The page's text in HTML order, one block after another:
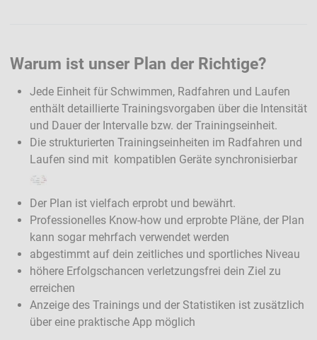
Warum ist unser Plan der Richtige?
Jede Einheit für Schwimmen, Radfahren und Laufen
enthält detaillierte Trainingsvorgaben über die Intensität
und Dauer der Intervalle bzw. der Trainingseinheit.
Die strukturierten Trainingseinheiten im Radfahren und
Laufen sind mit kompatiblen Geräte synchronisierbar
Der Plan ist vielfach erprobt und bewährt.
Professionelles Know-how und erprobte Pläne, der Plan
kann sogar mehrfach verwendet werden
abgestimmt auf dein zeitliches und sportliches Niveau
höhere Erfolgschancen verletzungsfrei dein Ziel zu
erreichen
Anzeige des Trainings und der Statistiken ist zusätzlich
über eine praktische App möglich